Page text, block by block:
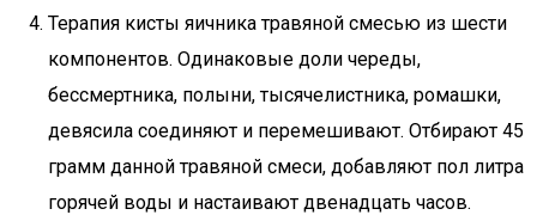
Терапия кисты яичника травяной смесью из шести
компонентов. Одинаковые доли череды,
бессмертника, полыни, тысячелистника, ромашки,
девясила соединяют и перемешивают. Отбирают 45
грамм данной травяной смеси, добавляют пол литра
горячей воды и настаивают двенадцать часов.